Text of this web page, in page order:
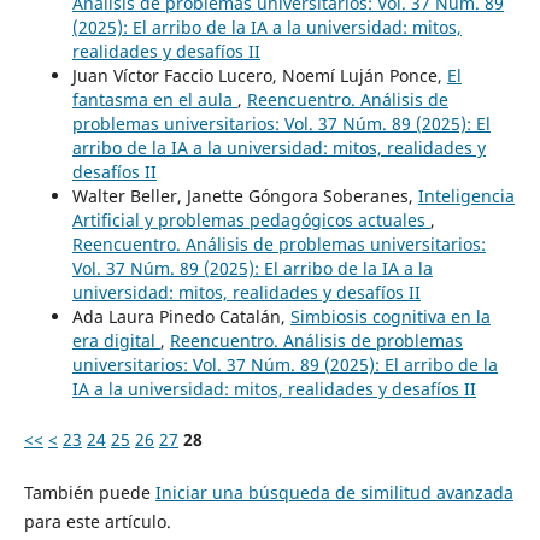
(2025): El arribo de la IA a la universidad: mitos,
realidades y desafíos II
Juan Víctor Faccio Lucero, Noemí Luján Ponce, El
fantasma en el aula , Reencuentro. Análisis de
problemas universitarios: Vol. 37 Núm. 89 (2025): El
arribo de la IA a la universidad: mitos, realidades y
desafíos II
Walter Beller, Janette Góngora Soberanes, Inteligencia
Artificial y problemas pedagógicos actuales ,
Reencuentro. Análisis de problemas universitarios:
Vol. 37 Núm. 89 (2025): El arribo de la IA a la
universidad: mitos, realidades y desafíos II
Ada Laura Pinedo Catalán, Simbiosis cognitiva en la
era digital , Reencuentro. Análisis de problemas
universitarios: Vol. 37 Núm. 89 (2025): El arribo de la
IA a la universidad: mitos, realidades y desafíos II
<< < 23 24 25 26 27 28
También puede Iniciar una búsqueda de similitud avanzada
para este artículo.